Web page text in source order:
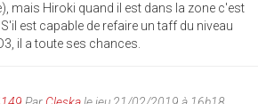
mais Hiroki quand il est dans la zone c'est
est capable de refaire un taff du niveau
il a toute ses chances.